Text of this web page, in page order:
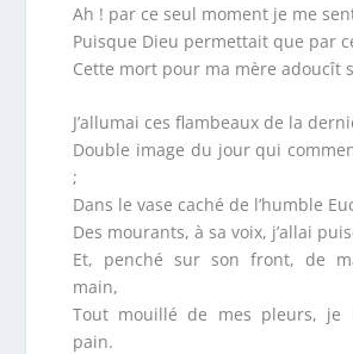
Ah ! par ce seul moment je me
Puisque Dieu permettait que par
Cette mort pour ma mère adoucît
J’allumai ces flambeaux de la
Double image du jour qui
;
Dans le vase caché de l’humble
Des mourants, à sa voix, j’allai
Et, penché sur son front, de
main,
Tout mouillé de mes pleurs, je
pain.